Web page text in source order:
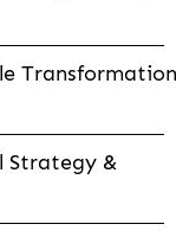
Transformation
Strategy &